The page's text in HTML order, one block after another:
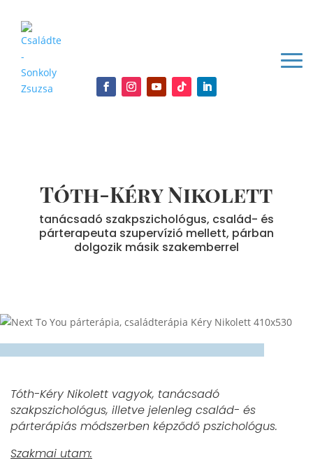
Tóth-Kéry Nikolett
tanácsadó szakpszichológus, család- és
párterapeuta szupervízió mellett, párban
dolgozik másik szakemberrel
Tóth-Kéry Nikolett vagyok, tanácsadó
szakpszichológus, illetve jelenleg család- és
párterápiás módszerben képződő pszichológus.
Szakmai utam: